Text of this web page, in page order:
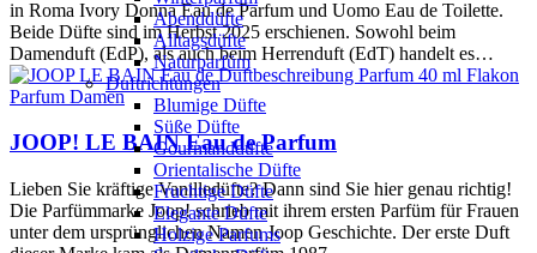
Abenddüfte
Alltagsdüfte
Naturparfüm
Duftrichtungen
Blumige Düfte
Süße Düfte
Gourmanddüfte
Orientalische Düfte
Fruchtige Düfte
Elegante Düfte
Holzige Parfums
in Roma Ivory Donna Eau de Parfum und Uomo Eau de Toilette.
Beide Düfte sind im Herbst 2025 erschienen. Sowohl beim
Damenduft (EdP), als auch beim Herrenduft (EdT) handelt es…
Parfum Damen
JOOP! LE BAIN Eau de Parfum
Lieben Sie kräftige Vanilledüfte? Dann sind Sie hier genau richtig!
Die Parfümmarke Joop! schrieb mit ihrem ersten Parfüm für Frauen
unter dem ursprünglichen Namen Joop Geschichte. Der erste Duft